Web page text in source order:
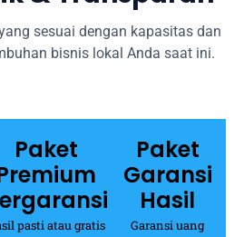
sesuai dengan kapasitas dan
bisnis lokal Anda saat ini.
Paket
pasti atau gratis
Paket
Garansi
Hasil
Garansi uang